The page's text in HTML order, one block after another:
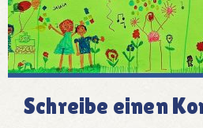
Schreibe einen